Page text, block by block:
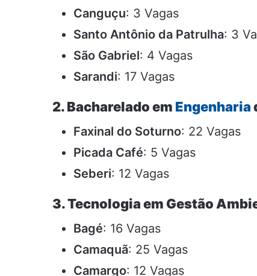
Canguçu: 3 Vagas
Santo Antônio da Patrulha: 3
São Gabriel: 4 Vagas
Sarandi: 17 Vagas
2. Bacharelado em Engenharia
Faxinal do Soturno: 22 Vagas
Picada Café: 5 Vagas
Seberi: 12 Vagas
3. Tecnologia em Gestão
Bagé: 16 Vagas
Camaquã: 25 Vagas
Camargo: 12 Vagas